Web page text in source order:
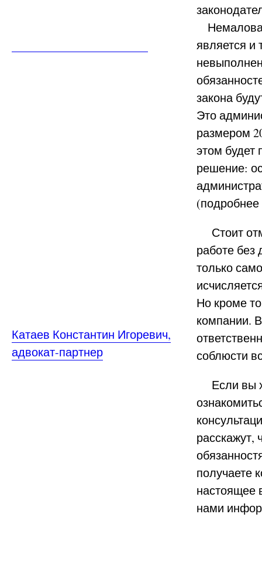
Катаев Константин Игоревич,
адвокат-партнер
является и
закона
Это
размером
этом будет
решение:
Стоит
работе без
только
Но кроме
компании.
соблюсти
Если вы
расскажут,
получаете
настоящее
нами